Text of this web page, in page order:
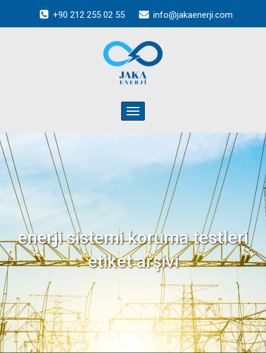
+90 212 255 02 55 info@jakaenerji.com
Toggle
navigation
enerji sistemi koruma testleri
etiket arşivi